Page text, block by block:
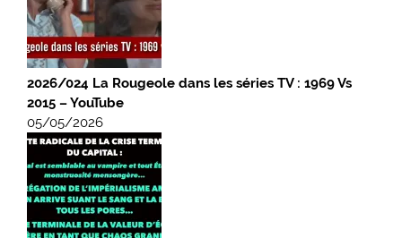
2026/024 La Rougeole dans les séries TV : 1969 Vs
2015 – YouTube
05/05/2026